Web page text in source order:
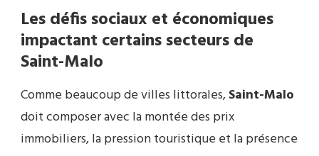
Les défis sociaux et économiques
impactant certains secteurs de
Saint-Malo
Comme beaucoup de villes littorales,Saint-Malo
doit composer avec la montée des prix
immobiliers, la pression touristique et la présence